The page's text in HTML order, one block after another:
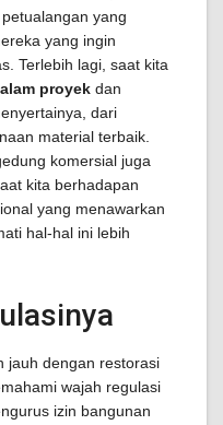
yang
yang ingin
Terlebih lagi, saat kita
proyek dan
dari
material terbaik.
komersial juga
kita berhadapan
yang menawarkan
hal-hal ini lebih
jauh dengan restorasi
wajah regulasi
izin bangunan